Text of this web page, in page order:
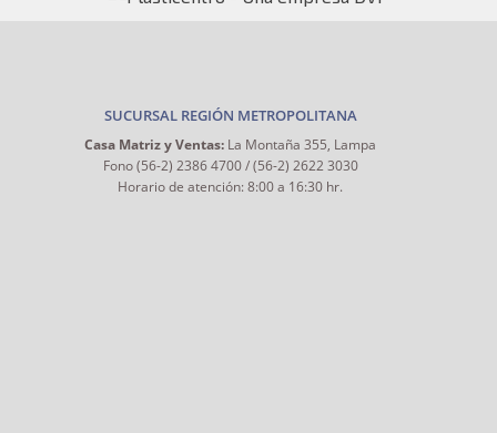
SUCURSAL REGIÓN METROPOLITANA
Casa Matriz y Ventas: La Montaña 355, Lampa
Fono (56-2) 2386 4700 / (56-2) 2622 3030
Horario de atención: 8:00 a 16:30 hr.